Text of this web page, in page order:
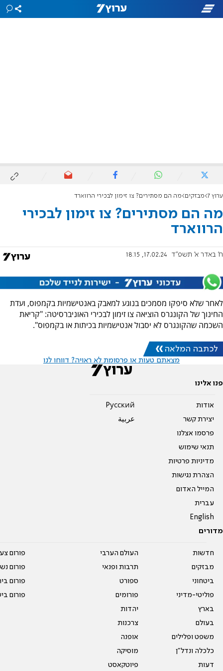
ערוץ 7 מבזקים מה הם מסתירים? צו זימון לבכירי הרווארד
מה הם מסתירים? צו זימון לבכירי
הרווארד
ח' באדר א׳ תשפ"ד 17.02.24, 18:15
לאחר שלא סיפקו מסמכים בנוגע למאבק באנטישמיות בקמפוס, ועדת
החינוך של הקונגרס הוציאה צו זימון לבכירי האוניברסיטה: "קריאת
השכמה שהקונגרס לא יסבול אנטישמיות בכיתות או בקמפוס".
לכתבה המלאה
מצאתם טעות או פרסומת לא ראויה? דווחו לנו
פנו אלינו
אודות
יצירת קשר
פרסמו אצלנו
תנאי שימוש
מדיניות פרטיות
הצהרת נגישות
המייל האדום
עברית
English
Pусский
عربية
מדורים
חדשות
מבזקים
ביטחוני
פוליטי-מדיני
בארץ
בעולם
משפט ופלילים
כלכלה ונדל"ן
דעות
העולם הערבי
תרבות ופנאי
ספורט
פורומים
יהדות
צרכנות
אופנה
מוסיקה
פיוטקאסט
פורום
פורום
פורום
פורום